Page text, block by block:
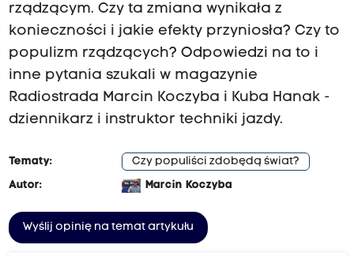
rządzącym. Czy ta zmiana wynikała z
konieczności i jakie efekty przyniosła? Czy to
populizm rządzących? Odpowiedzi na to i
inne pytania szukali w magazynie
Radiostrada Marcin Koczyba i Kuba Hanak -
dziennikarz i instruktor techniki jazdy.
Tematy:
Czy populiści zdobędą świat?
Autor:
Marcin Koczyba
Wyślij opinię na temat artykułu